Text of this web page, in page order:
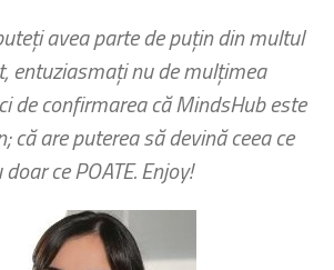
avea parte de puțin din multul
entuziasmați nu de mulțimea
de confirmarea că MindsHub este
că are puterea să devină ceea ce
ce POATE. Enjoy!